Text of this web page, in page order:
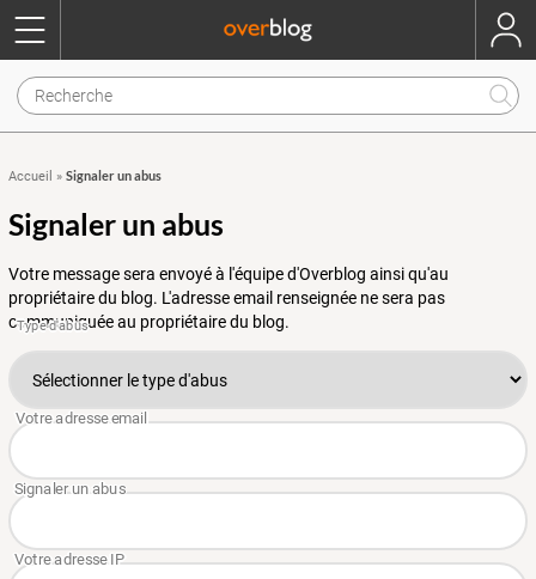
Accueil » Signaler un abus
Signaler un abus
Votre message sera envoyé à l'équipe d'Overblog ainsi qu'au
propriétaire du blog. L'adresse email renseignée ne sera pas
communiquée au propriétaire du blog.